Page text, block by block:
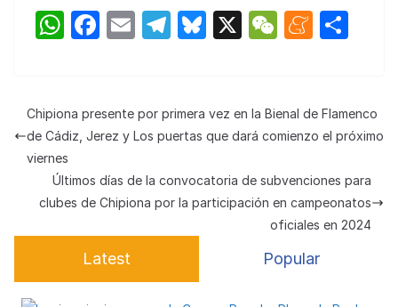
W
s
A
p
p
F
e
b
o
o
E
T
gr
a
Bl
s
k
y
X
W
h
at
M
e
a
e
p
ar
Chipiona presente por primera vez en la Bienal de Flamenco
de Cádiz, Jerez y Los puertas que dará comienzo el próximo
viernes
Últimos días de la convocatoria de subvenciones para
clubes de Chipiona por la participación en campeonatos
oficiales en 2024
Latest Popular